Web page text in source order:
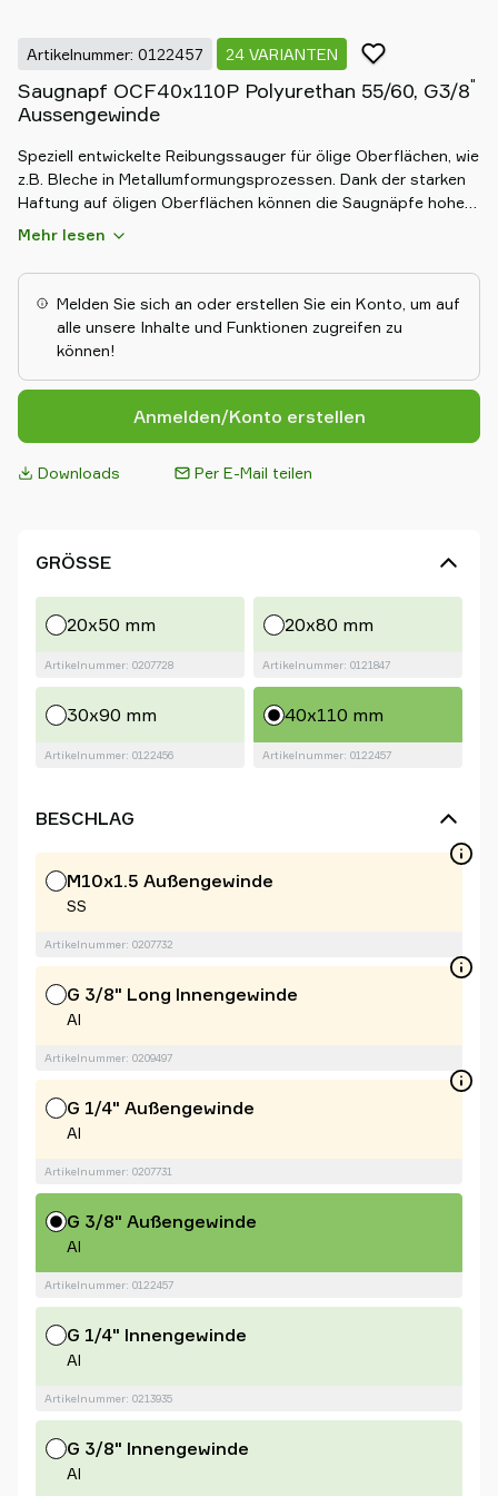
Artikelnummer: 0122457 24 VARIANTEN
Saugnapf OCF40x110P Polyurethan 55/60, G3/8"
Aussengewinde
Speziell entwickelte Reibungssauger für ölige Oberflächen, wie
z.B. Bleche in Metallumformungsprozessen. Dank der starken
Haftung auf öligen Oberflächen können die Saugnäpfe hohen
Scherkräften standhalten, typischerweise 2-4 mal mehr als
Konstruktion eignet sich für längliche Objekte mit leicht
gewölbten und flachen Oberflächen, wie sie beispielsweise bei
Karosserieteilen in der Automobilindustrie vorkommen. Die
Saugnäpfe haben Abstützrippen, die ein Verformen von
aus einem speziell entwickelten Material hergestellt, das die
Elastizität von Gummi und die Verschleißfestigkeit von
Polyurethan vereint. Dieses Material hinterlässt keine Spuren
Mehr lesen
Melden Sie sich an oder erstellen Sie ein Konto, um auf
alle unsere Inhalte und Funktionen zugreifen zu
können!
Anmelden/Konto erstellen
Downloads Per E-Mail teilen
GRÖSSE
20x50 mm
Artikelnummer: 0207728
20x80 mm
Artikelnummer: 0121847
30x90 mm
Artikelnummer: 0122456
40x110 mm
Artikelnummer: 0122457
BESCHLAG
M10x1.5 Außengewinde
SS
Artikelnummer: 0207732
G 3/8" Long Innengewinde
Al
Artikelnummer: 0209497
G 1/4" Außengewinde
Al
Artikelnummer: 0207731
G 3/8" Außengewinde
Al
Artikelnummer: 0122457
G 1/4" Innengewinde
Al
Artikelnummer: 0213935
G 3/8" Innengewinde
Al